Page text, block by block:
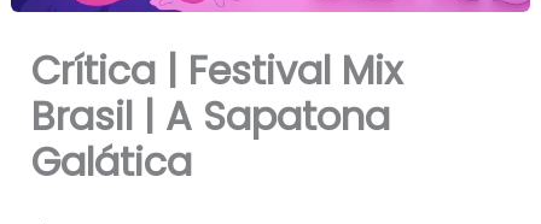
Crítica | Festival Mix
Brasil | A Sapatona
Galática